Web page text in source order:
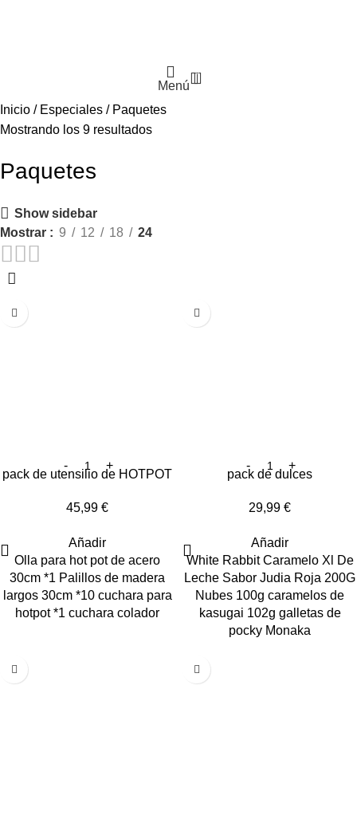
Menú
0
Inicio Especiales
Paquetes
Mostrando los 9 resultados
Paquetes
Show sidebar
Mostrar
9 12 18 24
pack de utensilio de HOTPOT
45,99 €
Añadir
Olla para hot pot de acero
30cm *1 Palillos de madera
largos 30cm *10 cuchara para
hotpot *1 cuchara colador
pack de dulces
29,99 €
Añadir
White Rabbit Caramelo Xl De
Leche Sabor Judia Roja 200G
Nubes 100g caramelos de
kasugai 102g galletas de
pocky Monaka